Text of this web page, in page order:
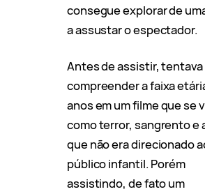
consegue explorar de
a assustar o espectador.
Antes de assistir, tentava
compreender a faixa
anos em um filme que se
como terror, sangrento e
que não era direcionado
público infantil. Porém
assistindo, de fato um